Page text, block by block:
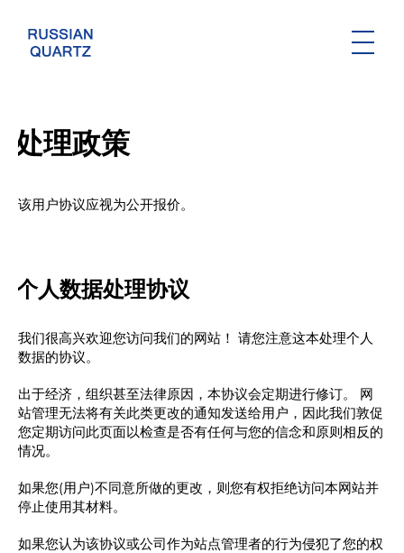
矿床
生产
俄罗斯石英公司质量管理体系
RQ-3K
RQ-2K
RQ-2KFf
RQ-2Ki
RQ-1K
俄罗斯石英公司产品应用领域
处理政策
该用户协议应视为公开报价。
个人数据处理协议
我们很高兴欢迎您访问我们的网站！ 请您注意这本处理个人
数据的协议。
出于经济，组织甚至法律原因，本协议会定期进行修订。 网
站管理无法将有关此类更改的通知发送给用户，因此我们敦促
您定期访问此页面以检查是否有任何与您的信念和原则相反的
情况。
如果您(用户)不同意所做的更改，则您有权拒绝访问本网站并
停止使用其材料。
如果您认为该协议或公司作为站点管理者的行为侵犯了您的权